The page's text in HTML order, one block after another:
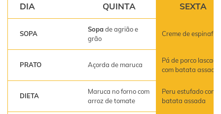
DIA
QUINTA SEXTA
SOPA
Sopade agrião e
grão
Creme de
PRATO Açorda de maruca
Pá de porco lascada
com batata assada
DIETA
Maruca no forno com
arroz de tomate
Peru estufado com
batata assada